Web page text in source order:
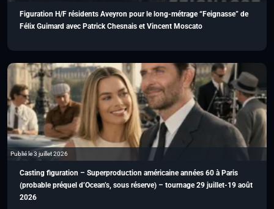
Figuration H/F résidents Aveyron pour le long-métrage “Feignasse” de
Félix Guimard avec Patrick Chesnais et Vincent Moscato
Publié le 3 juillet 2026
Casting figuration – Superproduction américaine années 60 à Paris
(probable préquel d’Ocean’s, sous réserve) – tournage 29 juillet-19 août
2026